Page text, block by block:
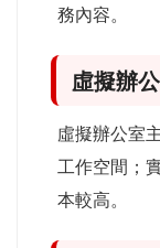
務內容。
虛擬辦
虛擬辦公室
工作空間；
本較高。